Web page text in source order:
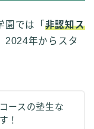
園では「 非認知ス
2024年からスタ
ースの塾生な
！